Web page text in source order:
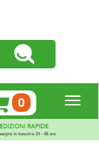
Cerca Prodotto
0prodotti
inseriti